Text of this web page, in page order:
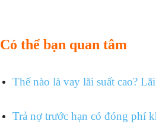
Có thể bạn quan tâm
Thế nào là vay lãi suất cao?
Trả nợ trước hạn có đóng phí